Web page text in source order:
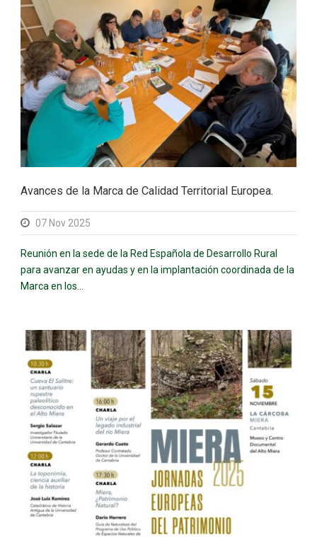
Avances de la Marca de Calidad Territorial Europea.
07 Nov 2025
Reunión en la sede de la Red Española de Desarrollo Rural
para avanzar en ayudas y en la implantación coordinada de la
Marca en los...